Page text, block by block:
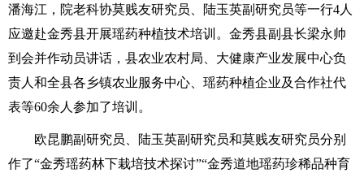
潘海江，院老科协莫贱友研究员、陆玉英副研究员等一行4人
应邀赴金秀县开展瑶药种植技术培训。金秀县副县长梁永帅
到会并作动员讲话，县农业农村局、大健康产业发展中心负
责人和全县各乡镇农业服务中心、瑶药种植企业及合作社代
表等60余人参加了培训。
欧昆鹏副研究员、陆玉英副研究员和莫贱友研究员分别
作了“金秀瑶药林下栽培技术探讨”“金秀道地瑶药珍稀品种育